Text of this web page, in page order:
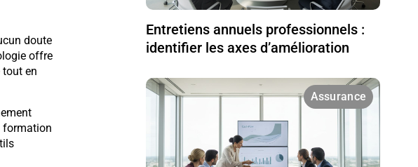
doute
offre
tout en
formation
Entretiens annuels professionnels :
identifier les axes d’amélioration
Assurance